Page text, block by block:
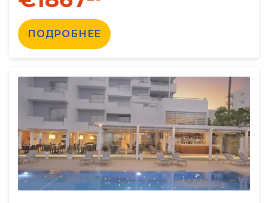
ПОДРОБНЕЕ